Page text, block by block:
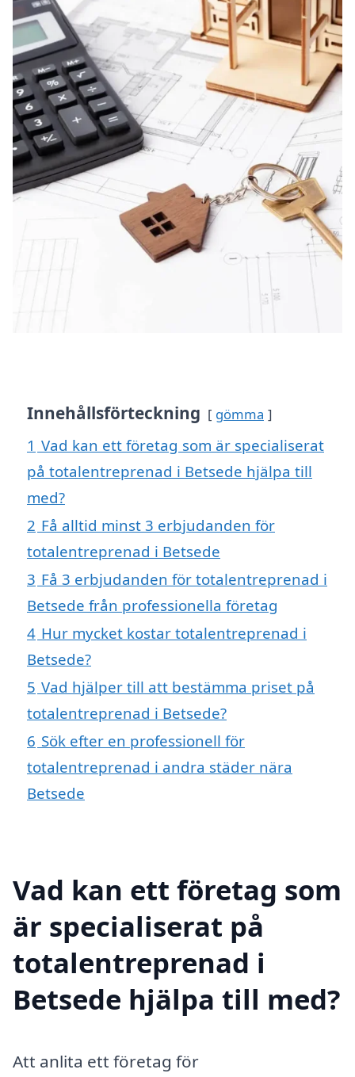
Innehållsförteckning gömma
1 Vad kan ett företag som är specialiserat
på totalentreprenad i Betsede hjälpa till
med?
2 Få alltid minst 3 erbjudanden för
totalentreprenad i Betsede
3 Få 3 erbjudanden för totalentreprenad i
Betsede från professionella företag
4 Hur mycket kostar totalentreprenad i
Betsede?
5 Vad hjälper till att bestämma priset på
totalentreprenad i Betsede?
6 Sök efter en professionell för
totalentreprenad i andra städer nära
Betsede
Vad kan ett företag som
är specialiserat på
totalentreprenad i
Betsede hjälpa till med?
Att anlita ett företag för